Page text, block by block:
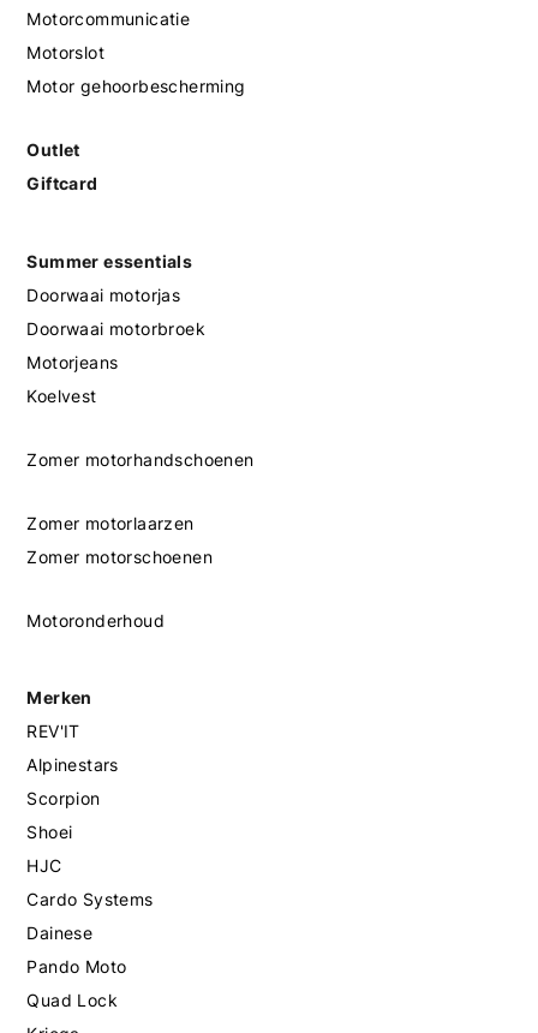
Motorcommunicatie
Motorslot
Motor gehoorbescherming
Outlet
Giftcard
Summer essentials
Doorwaai motorjas
Doorwaai motorbroek
Motorjeans
Koelvest
Zomer motorhandschoenen
Zomer motorlaarzen
Zomer motorschoenen
Motoronderhoud
Merken
REV'IT
Alpinestars
Scorpion
Shoei
HJC
Cardo Systems
Dainese
Pando Moto
Quad Lock